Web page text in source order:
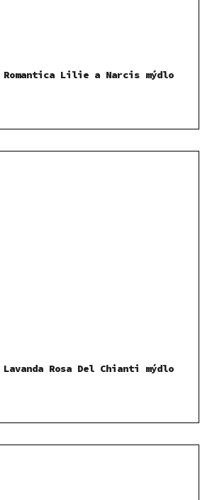
Romantica Lilie a Narcis mýdlo
Rosa Del Chianti mýdlo